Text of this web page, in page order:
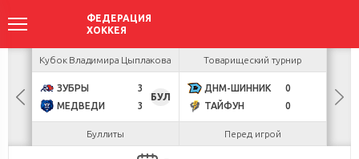
Кубок Владимира Цыплакова
ЗУБРЫ
3
МЕДВЕДИ
3
БУЛ
Буллиты
Товарищеский турнир
ДНМ-ШИННИК
0
ТАЙФУН
0
Перед игрой